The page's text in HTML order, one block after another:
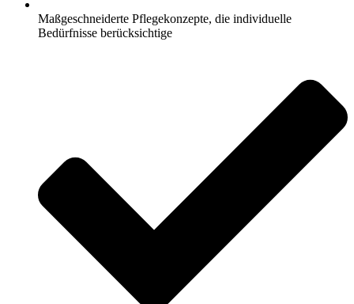
Maßgeschneiderte Pflegekonzepte, die individuelle
Bedürfnisse berücksichtige